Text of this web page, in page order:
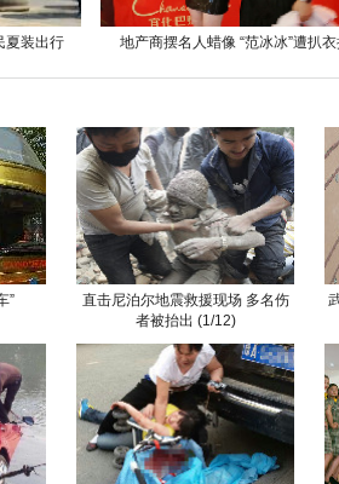
夏装出行 地产商摆名人蜡像 “范冰冰”遭扒
”
直击尼泊尔地震救援现场 多名伤
者被抬出 (1/12)